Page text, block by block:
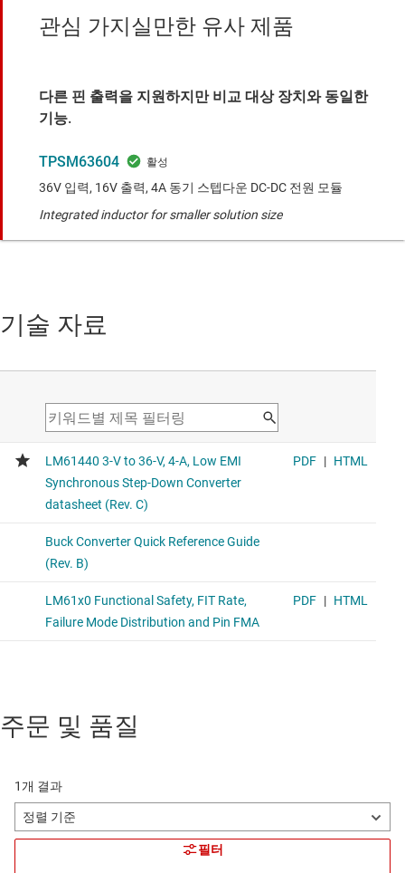
관심 가지실만한 유사 제품
다른 핀 출력을 지원하지만 비교 대상 장치와 동일한
기능.
TPSM63604
36V 입력, 16V 출력, 4A 동기 스텝다운 DC-DC 전원 모듈
Integrated inductor for smaller solution size
기술 자료
주문 및 품질